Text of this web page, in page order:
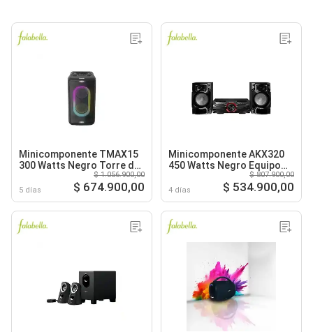
Minicomponente TMAX15
300 Watts Negro Torre de
5 días
$ 1.056.900,00
$ 674.900,00
Minicomponente AKX320
450 Watts Negro Equipo
4 días
$ 807.900,00
$ 534.900,00